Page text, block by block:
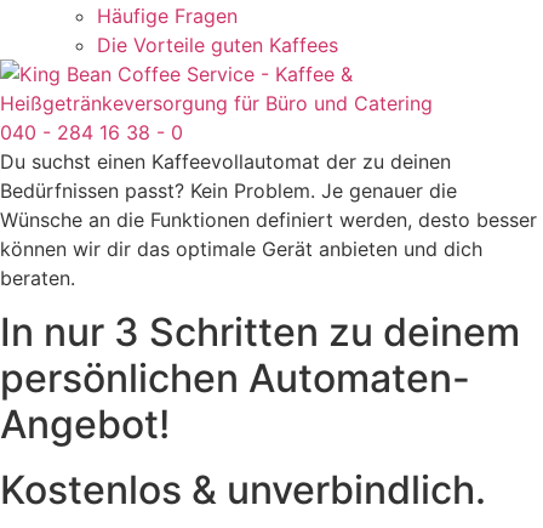
Häufige Fragen
Die Vorteile guten Kaffees
040 - 284 16 38 - 0
Du suchst einen Kaffeevollautomat der zu deinen
Bedürfnissen passt? Kein Problem. Je genauer die
Wünsche an die Funktionen definiert werden, desto besser
können wir dir das optimale Gerät anbieten und dich
beraten.
In nur 3 Schritten zu deinem
persönlichen Automaten-
Angebot!
Kostenlos & unverbindlich.